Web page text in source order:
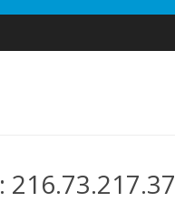
216.73.217.37